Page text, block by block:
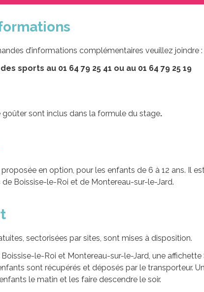
d’informations complémentaires veuillez joindre :
sports au 01 64 79 25 41 ou au 01 64 79 25 19
goûter sont inclus dans la formule du stage.
en option, pour les enfants de 6 à 12 ans. Il
de Boissise-le-Roi et de Montereau-sur-le-Jard.
sectorisées par sites, sont mises à disposition.
Boissise-le-Roi et Montereau-sur-le-Jard, une
sont récupérés et déposés par le transporteur.
le matin et les faire descendre le soir.